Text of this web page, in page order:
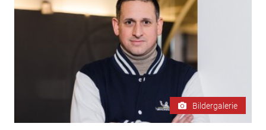
Bildergalerie